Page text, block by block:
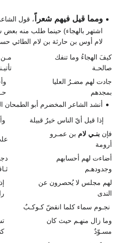
ومما قيل فيهم شعراً ، قول
اشتهر بالهجاء) حينما طلب منه
لام أوس بن حارثة بن لام الطائي
كيفَ الهجاءُ وما تنفك
صالحـة
جادت لهم مضـرُ العليا
بمجدهم
أنشد الشاعر المخضرم أبو الطمحان
إذا قيل أيّ الناس خيرٌ قبيلة
فإن بنـي لام بن عمـرو
أرومة
أضاءت لهم أحسابهم
وجدودهـم
لهم مجلس لا يُحصرون عن
الندى
نجـوم سماء كلما انقضّ كـوكـبٌ
وما زال منهـم حيث كان
مسـوّدٌ